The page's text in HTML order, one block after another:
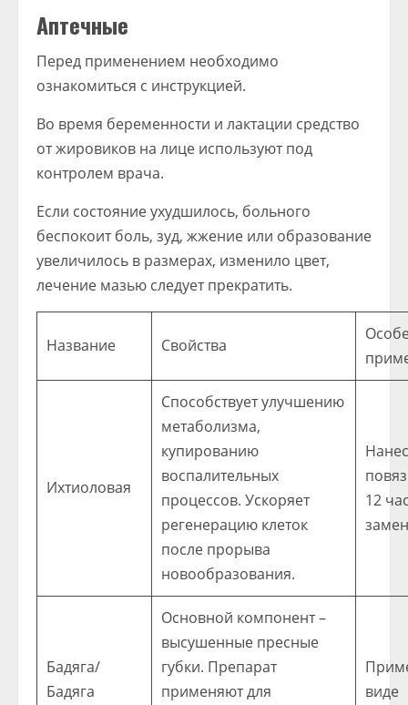
Аптечные
Перед применением необходимо
ознакомиться с инструкцией.
Во время беременности и лактации средство
от жировиков на лице используют под
контролем врача.
Если состояние ухудшилось, больного
беспокоит боль, зуд, жжение или образование
увеличилось в размерах, изменило цвет,
лечение мазью следует прекратить.
Название Свойства
Ихтиоловая
Способствует улучшению
метаболизма,
купированию
воспалительных
процессов. Ускоряет
регенерацию клеток
после прорыва
новообразования.
12
Бадяга/
Бадяга
Основной компонент –
высушенные пресные
губки. Препарат
применяют для
виде